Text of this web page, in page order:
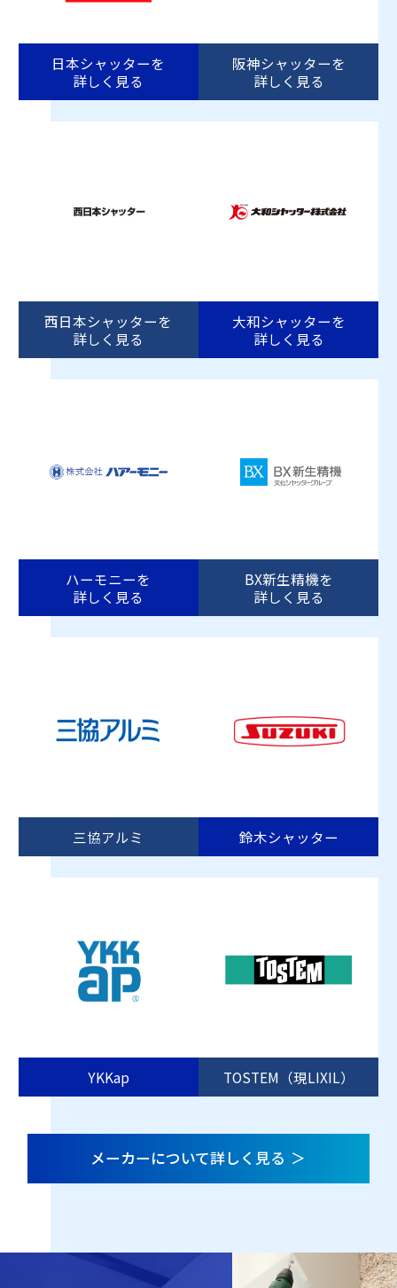
日本シャッターを
詳しく見る
阪神シャッターを
詳しく見る
西日本シャッターを
詳しく見る
大和シャッターを
詳しく見る
ハーモニーを
詳しく見る
BX新生精機を
詳しく見る
三協アルミ 鈴木シャッター
YKKap TOSTEM（現LIXIL）
メーカーについて詳しく見る